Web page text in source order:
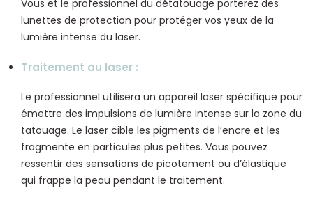
Vous et le professionnel du détatouage porterez des
lunettes de protection pour protéger vos yeux de la
lumière intense du laser.
Traitement au laser :
Le professionnel utilisera un appareil laser spécifique pour
émettre des impulsions de lumière intense sur la zone du
tatouage. Le laser cible les pigments de l’encre et les
fragmente en particules plus petites. Vous pouvez
ressentir des sensations de picotement ou d’élastique
qui frappe la peau pendant le traitement.